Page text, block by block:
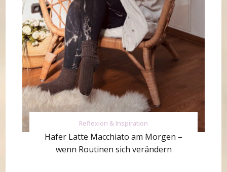
Reflexion & Inspiration
Hafer Latte Macchiato am Morgen –
wenn Routinen sich verändern